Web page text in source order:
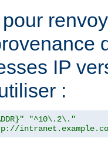
IP
:
"^10\.2\."